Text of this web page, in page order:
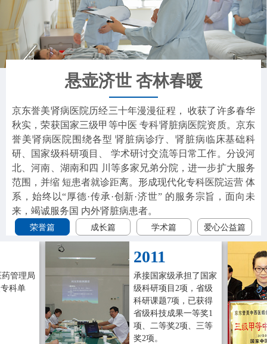
悬壶济世 杏林春暖
京东誉美肾病医院历经三十年漫漫征程， 收获了许多春华
秋实，荣获国家三级甲等中医 专科肾脏病医院资质。京东
誉美肾病医院围绕各型 肾脏病诊疗、肾脏病临床基础科
研、国家级科研项目、 学术研讨交流等日常工作。分设河
北、河南、湖南和四 川等多家兄弟分院，进一步扩大服务
范围，并缩 短患者就诊距离。形成现代化专科医院运营 体
系，始终以“厚德·传承·创新·济世” 的服务宗旨，面向未
来，竭诚服务国 内外肾脏病患者。
荣誉篇 成长篇 学术篇 爱心公益篇
管理局
科单
2011
承接国家级承担了国家
级科研项目2项，省级
科研课题7项，已获得
省级科技成果一等奖1
项、二等奖2项、三等
奖2项。